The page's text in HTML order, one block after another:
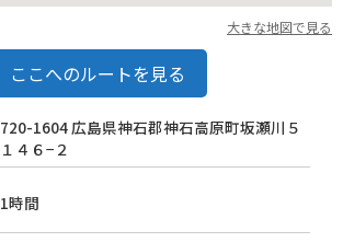
大きな地図で見る
ここへのルートを見る
720-1604 広島県神石郡神石高原町坂瀬川５
１４６−２
1時間